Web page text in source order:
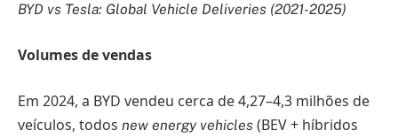
BYD vs Tesla: Global Vehicle Deliveries (2021-2025)
Volumes de vendas
Em 2024, a BYD vendeu cerca de 4,27–4,3 milhões de
veículos, todos new energy vehicles (BEV + híbridos